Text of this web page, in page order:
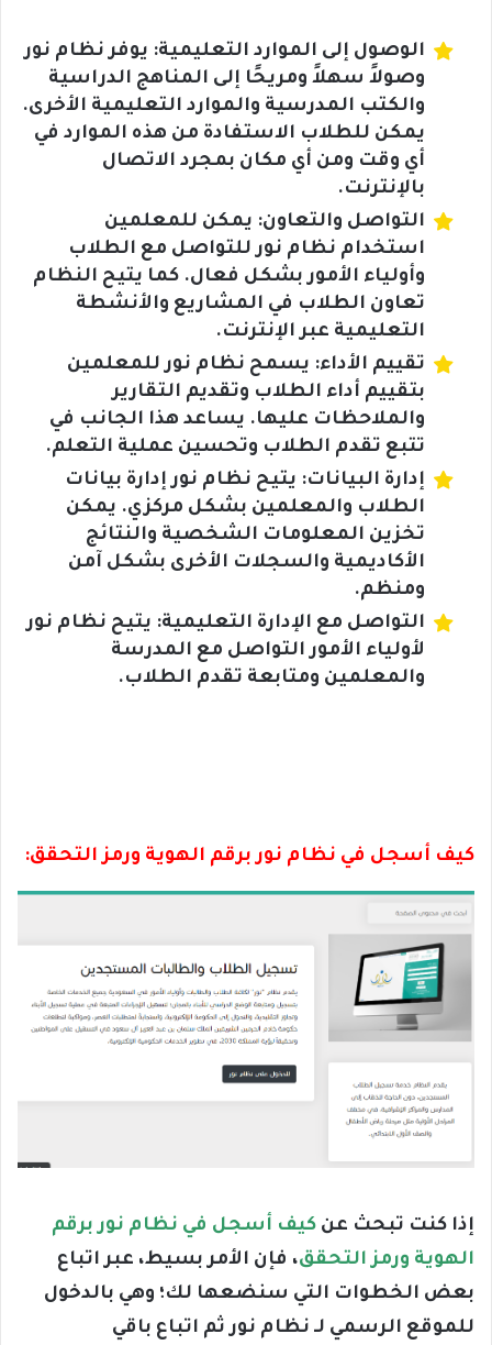
الوصول إلى الموارد التعليمية: يوفر نظام نور
وصولاً سهلاً ومريحًا إلى المناهج الدراسية
والكتب المدرسية والموارد التعليمية الأخرى.
يمكن للطلاب الاستفادة من هذه الموارد في
أي وقت ومن أي مكان بمجرد الاتصال
بالإنترنت.
التواصل والتعاون: يمكن للمعلمين
استخدام نظام نور للتواصل مع الطلاب
وأولياء الأمور بشكل فعال. كما يتيح النظام
تعاون الطلاب في المشاريع والأنشطة
التعليمية عبر الإنترنت.
تقييم الأداء: يسمح نظام نور للمعلمين
بتقييم أداء الطلاب وتقديم التقارير
والملاحظات عليها. يساعد هذا الجانب في
تتبع تقدم الطلاب وتحسين عملية التعلم.
إدارة البيانات: يتيح نظام نور إدارة بيانات
الطلاب والمعلمين بشكل مركزي. يمكن
تخزين المعلومات الشخصية والنتائج
الأكاديمية والسجلات الأخرى بشكل آمن
ومنظم.
التواصل مع الإدارة التعليمية: يتيح نظام نور
لأولياء الأمور التواصل مع المدرسة
والمعلمين ومتابعة تقدم الطلاب.
كيف أسجل في نظام نور برقم الهوية ورمز التحقق:
إذا كنت تبحث عن كيف أسجل في نظام نور برقم
الهوية ورمز التحقق، فإن الأمر بسيط، عبر اتباع
بعض الخطوات التي سنضعها لك؛ وهي بالدخول
للموقع الرسمي لـ نظام نور ثم اتباع باقي